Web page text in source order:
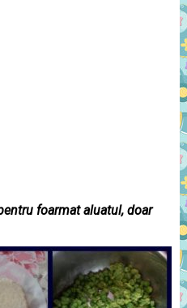
foarmat aluatul, doar